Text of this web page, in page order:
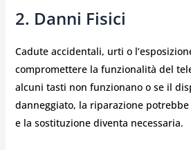
2. Danni Fisici
Cadute accidentali, urti o
compromettere la funzionalità del
alcuni tasti non funzionano o se il
danneggiato, la riparazione
e la sostituzione diventa necessaria.